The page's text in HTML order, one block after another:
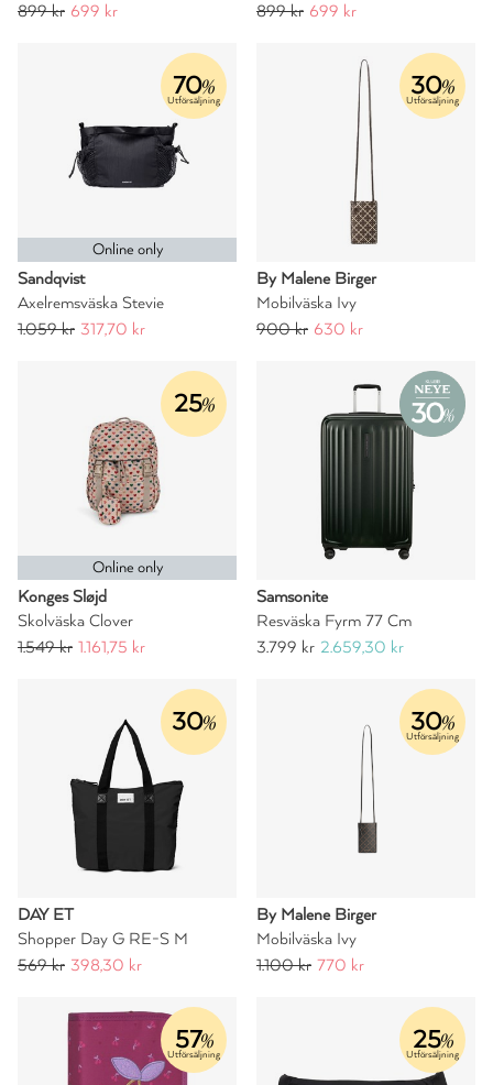
899 kr 699 kr
899 kr 699 kr
70%
Utförsäljning
Online only
Sandqvist
Axelremsväska Stevie
1.059 kr 317,70 kr
30%
Utförsäljning
By Malene Birger
Mobilväska Ivy
900 kr 630 kr
25%
Online only
Konges Sløjd
Skolväska Clover
1.549 kr 1.161,75 kr
Samsonite
Resväska Fyrm 77 Cm
3.799 kr 2.659,30 kr
30%
DAY ET
Shopper Day G RE-S M
569 kr 398,30 kr
30%
Utförsäljning
By Malene Birger
Mobilväska Ivy
1.100 kr 770 kr
57%
Utförsäljning 25%
Utförsäljning